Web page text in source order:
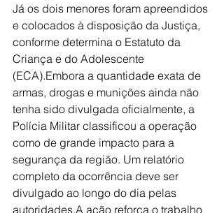
Já os dois menores foram apreendidos
e colocados à disposição da Justiça,
conforme determina o Estatuto da
Criança e do Adolescente
(ECA).Embora a quantidade exata de
armas, drogas e munições ainda não
tenha sido divulgada oficialmente, a
Polícia Militar classificou a operação
como de grande impacto para a
segurança da região. Um relatório
completo da ocorrência deve ser
divulgado ao longo do dia pelas
autoridades.A ação reforça o trabalho